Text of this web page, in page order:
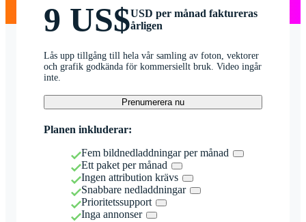
9 US$USD per månad faktureras
årligen
Lås upp tillgång till hela vår samling av foton, vektorer
och grafik godkända för kommersiellt bruk. Video ingår
inte.
Prenumerera nu
Planen inkluderar:
Fem bildnedladdningar per månad
Ett paket per månad
Ingen attribution krävs
Snabbare nedladdningar
Prioritetssupport
Inga annonser